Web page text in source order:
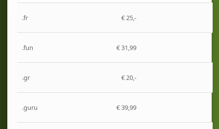
.fr € 25,-
.fun € 31,99
.gr € 20,-
.guru € 39,99